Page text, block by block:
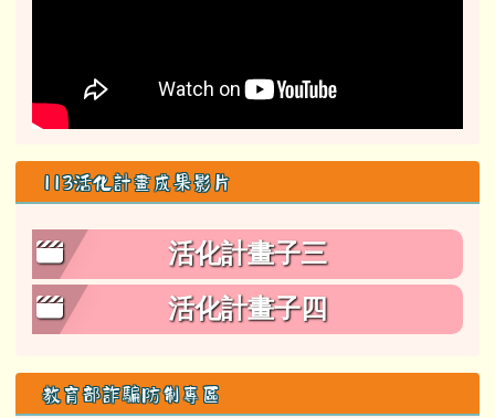
165防詐騙專區
防治藥物濫用資源網